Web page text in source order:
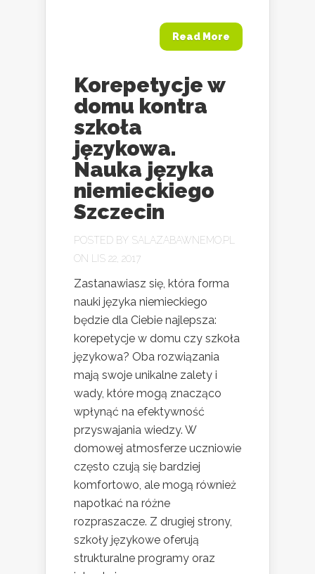
Read More
Korepetycje w
domu kontra
szkoła
językowa.
Nauka języka
niemieckiego
Szczecin
POSTED BY SALAZABAWNEMO.PL
ON LIS 22, 2017
Zastanawiasz się, która forma
nauki języka niemieckiego
będzie dla Ciebie najlepsza:
korepetycje w domu czy szkoła
językowa? Oba rozwiązania
mają swoje unikalne zalety i
wady, które mogą znacząco
wpłynąć na efektywność
przyswajania wiedzy. W
domowej atmosferze uczniowie
często czują się bardziej
komfortowo, ale mogą również
napotkać na różne
rozpraszacze. Z drugiej strony,
szkoły językowe oferują
strukturalne programy oraz